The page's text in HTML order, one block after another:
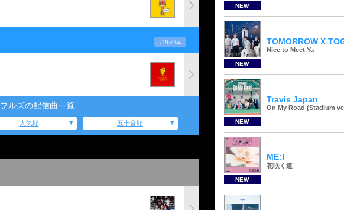
アルバム
ルズの配信曲一覧
人気順 五十音順
NEW
NEW
TOMORROW X
Nice to Meet Ya
NEW
Travis Japan
On My Road (Stadium
NEW
ME:I
花咲く道